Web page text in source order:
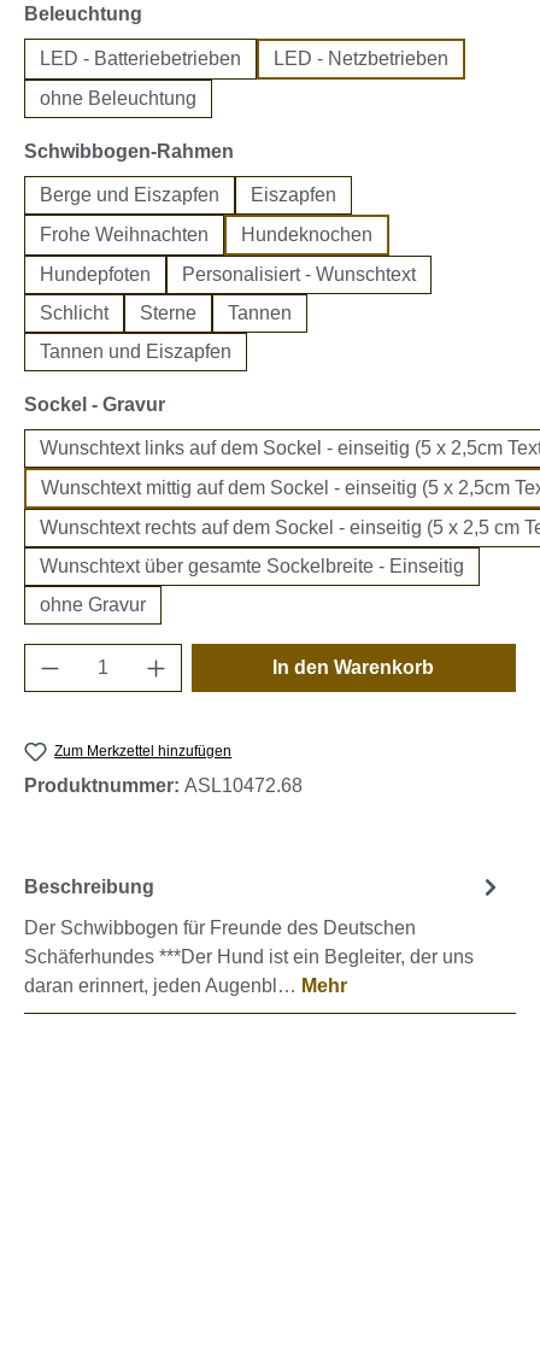
Beleuchtung
LED - Batteriebetrieben
LED - Netzbetrieben
ohne Beleuchtung
Schwibbogen-Rahmen
Berge und Eiszapfen
Eiszapfen
Frohe Weihnachten
Hundeknochen
Hundepfoten
Personalisiert - Wunschtext
Schlicht
Sterne
Tannen
Tannen und Eiszapfen
Sockel - Gravurauswählen
Wunschtext links auf dem Sockel - einseitig (5 x 2,5cm
Wunschtext mittig auf dem Sockel - einseitig (5 x 2,5cm
Wunschtext rechts auf dem Sockel - einseitig (5 x 2,5 cm
Wunschtext über gesamte Sockelbreite - Einseitig
ohne Gravur
Produkt Anzahl: Gib den gewünschten
In den Warenkorb
Zum Merkzettel hinzufügen
Produktnummer: ASL10472.68
Beschreibung
Der Schwibbogen für Freunde des Deutschen
Schäferhundes ***Der Hund ist ein Begleiter, der uns
daran erinnert, jeden Augenbl… Mehr